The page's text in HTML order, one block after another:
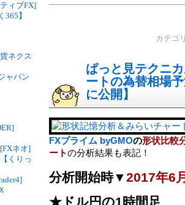
ィブFX]
365】
ネクス
ャパン
ネオ]
くりっ
カテゴ
ぱっと見テクニ
ートの為替相場
に公開】
FXプライム byGMOの形状比較
ートの分析結果も表記！
分析開始時▼2017年6
★ドル円の1時間足